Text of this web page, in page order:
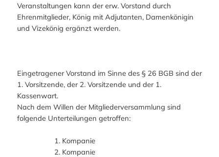
Veranstaltungen kann der erw. Vorstand durch
Ehrenmitglieder, König mit Adjutanten, Damenkönigin
und Vizekönig ergänzt werden.
Eingetragener Vorstand im Sinne des § 26 BGB sind der
1. Vorsitzende, der 2. Vorsitzende und der 1.
Kassenwart.
Nach dem Willen der Mitgliederversammlung sind
folgende Unterteilungen getroffen:
1. Kompanie
2. Kompanie